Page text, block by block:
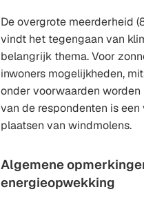
De overgrote meerderheid
vindt het tegengaan van
belangrijk thema. Voor
inwoners mogelijkheden,
onder voorwaarden worden
van de respondenten is
plaatsen van windmolens.
Algemene
energieopwekking